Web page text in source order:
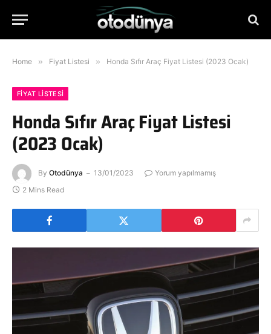
Home » Fiyat Listesi » Honda Sıfır Araç Fiyat Listesi (2023 Ocak)
FIYAT LISTESI
Honda Sıfır Araç Fiyat Listesi
(2023 Ocak)
By Otodünya 13/01/2023
Yorum yapılmamış
2 Mins Read